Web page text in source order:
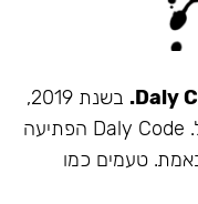
בשנת 2019,
זו הייתה תערובת התה הראשונה שהובאה מרוסיה לישראל. Daly Code הפתיעה
טעמים כמו